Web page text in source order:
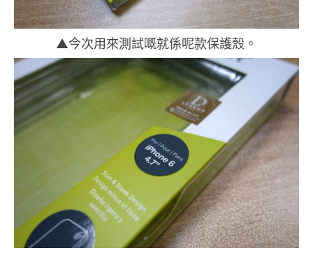
▲今次用來測試嘅就係呢款保護殼。